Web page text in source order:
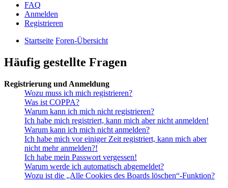
FAQ
Anmelden
Registrieren
Startseite Foren-Übersicht
Häufig gestellte Fragen
Registrierung und Anmeldung
Wozu muss ich mich registrieren?
Was ist COPPA?
Warum kann ich mich nicht registrieren?
Ich habe mich registriert, kann mich aber nicht anmelden!
Warum kann ich mich nicht anmelden?
Ich habe mich vor einiger Zeit registriert, kann mich aber
nicht mehr anmelden?!
Ich habe mein Passwort vergessen!
Warum werde ich automatisch abgemeldet?
Wozu ist die „Alle Cookies des Boards löschen“-Funktion?